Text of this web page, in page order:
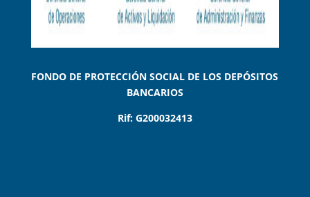
FONDO DE PROTECCIÓN SOCIAL DE LOS DEPÓSITOS
BANCARIOS
Rif: G200032413